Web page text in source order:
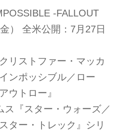
-FALLOUT
） 全米公開：7月27日
リストファー・マッカ
ンポッシブル／ロー
ウトロー』
ス『スター・ウォーズ／
ター・トレック』シリ